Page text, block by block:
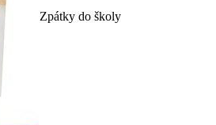
Zpátky do školy